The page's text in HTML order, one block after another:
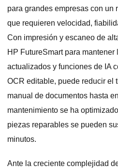
para grandes empresas con un
que requieren velocidad,
Con impresión y escaneo de
HP FutureSmart para
actualizados y funciones de IA
OCR editable, puede reducir el
manual de documentos hasta
mantenimiento se ha
piezas reparables se pueden
minutos.
Ante la creciente complejidad